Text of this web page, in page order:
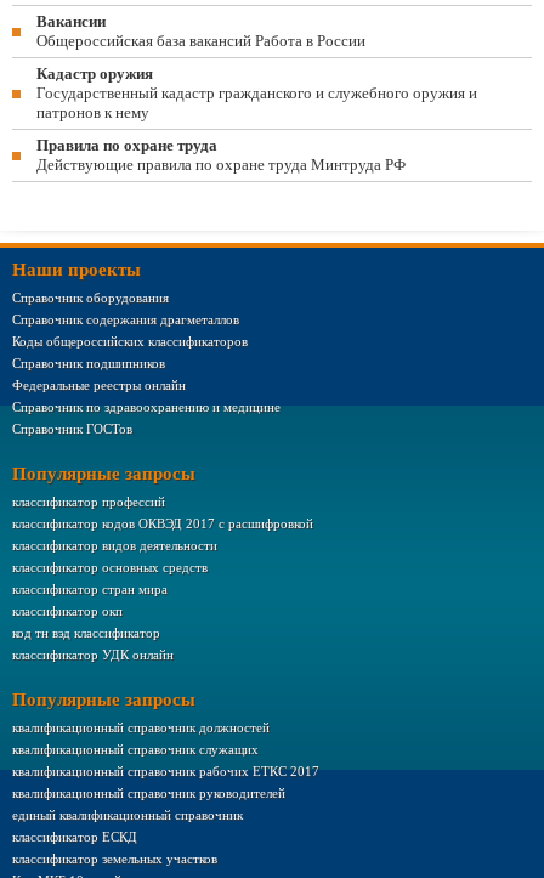
Вакансии
Общероссийская база вакансий Работа в России
Кадастр оружия
Государственный кадастр гражданского и служебного оружия и
патронов к нему
Правила по охране труда
Действующие правила по охране труда Минтруда РФ
Наши проекты
Справочник оборудования
Справочник содержания драгметаллов
Коды общероссийских классификаторов
Справочник подшипников
Федеральные реестры онлайн
Справочник по здравоохранению и медицине
Справочник ГОСТов
Популярные запросы
классификатор профессий
классификатор кодов ОКВЭД 2017 с расшифровкой
классификатор видов деятельности
классификатор основных средств
классификатор стран мира
классификатор окп
код тн вэд классификатор
классификатор УДК онлайн
Популярные запросы
квалификационный справочник должностей
квалификационный справочник служащих
квалификационный справочник рабочих ЕТКС 2017
квалификационный справочник руководителей
единый квалификационный справочник
классификатор ЕСКД
классификатор земельных участков